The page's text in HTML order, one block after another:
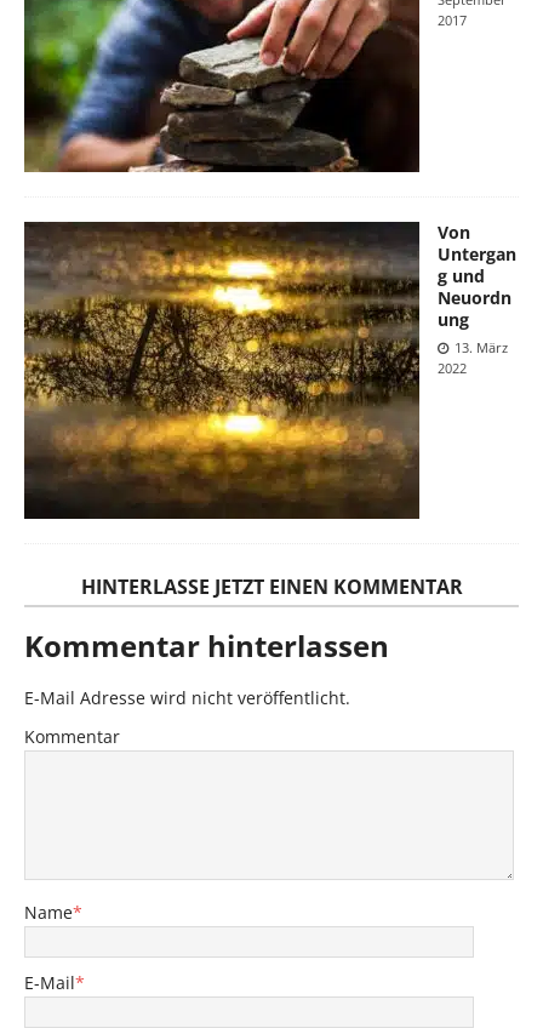
2017
Von
Untergan
g und
Neuordn
ung
13. März
2022
HINTERLASSE JETZT EINEN KOMMENTAR
Kommentar hinterlassen
E-Mail Adresse wird nicht veröffentlicht.
Kommentar
Name*
E-Mail*